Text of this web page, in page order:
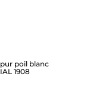
pur poil blanc
1908